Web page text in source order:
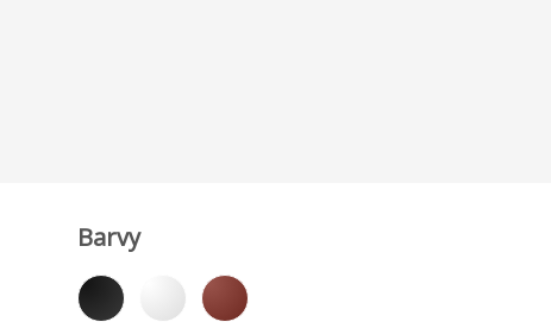
Barvy